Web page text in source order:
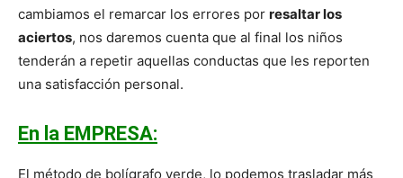
cambiamos el remarcar los errores por resaltar los
aciertos, nos daremos cuenta que al final los niños
tenderán a repetir aquellas conductas que les reporten
una satisfacción personal.
En la EMPRESA:
El método de bolígrafo verde, lo podemos trasladar más